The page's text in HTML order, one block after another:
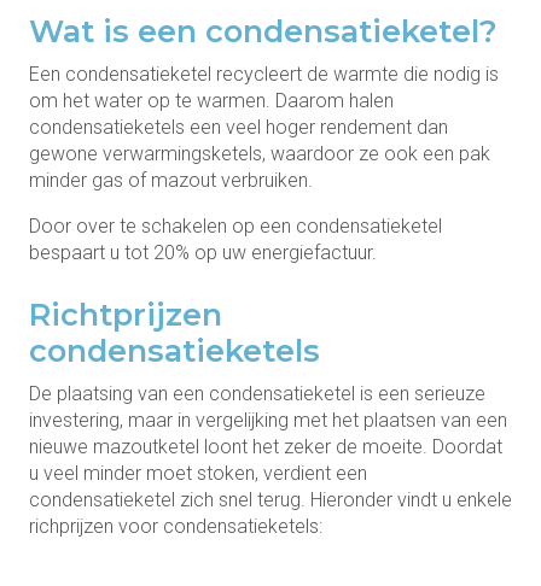
Wat is een condensatieketel?
Een condensatieketel recycleert de warmte die nodig is
om het water op te warmen. Daarom halen
condensatieketels een veel hoger rendement dan
gewone verwarmingsketels, waardoor ze ook een pak
minder gas of mazout verbruiken.
Door over te schakelen op een condensatieketel
bespaart u tot 20% op uw energiefactuur.
Richtprijzen
condensatieketels
De plaatsing van een condensatieketel is een serieuze
investering, maar in vergelijking met het plaatsen van een
nieuwe mazoutketel loont het zeker de moeite. Doordat
u veel minder moet stoken, verdient een
condensatieketel zich snel terug. Hieronder vindt u enkele
richprijzen voor condensatieketels: